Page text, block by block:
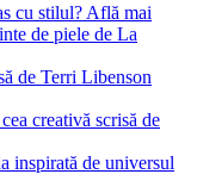
cu stilul? Află mai
de piele de La
de Terri Libenson
creativă scrisă de
inspirată de universul